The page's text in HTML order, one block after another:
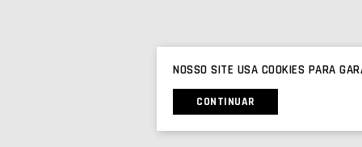
NOSSO SITE USA COOKIES PARA
CONTINUAR